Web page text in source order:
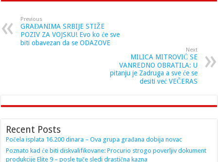
Previous
GRAĐANIMA SRBIJE STIŽE
POZIV ZA VOJSKU! Evo ko će sve
biti obavezan da se ODAZOVE
Next
MILICA MITROVIĆ SE
VANREDNO OBRATILA: U
pitanju je Zadruga a sve će se
desiti već VEČERAS
Recent Posts
Počela isplata 16.200 dinara – Ova grupa građana dobija novac
Poznato kad će biti diskvalifikovane: Procurio strogo poverljiv dokument
produkcije Elite 9 – posle tuče sledi drastična kazna